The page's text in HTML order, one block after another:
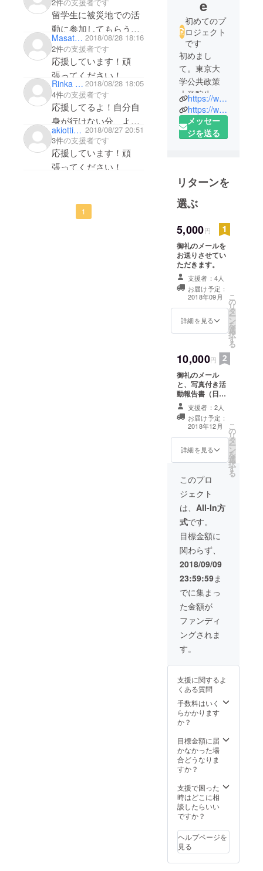
地に行ってもらう事に
よって学びや気づきに
なると考えておりま
す。
実行できるよう、頑
張って下さい！
留学生に被災地での活
動に参加してもらう。
ボランティア活動を超
えた価値がある活動だ
と感じました。頑張っ
てください！
Masato Mikamo 2018/08/28 18:16
2件の支援者です
応援しています！頑
張ってください！
Rinka Kageyama 2018/08/28 18:05
4件の支援者です
応援してるよ！自分自
身が行けない分、より
多くのボランティア人
が届きますように。
akiotti0623 2018/08/27 20:51
3件の支援者です
応援しています！頑
張ってください！
1
e
初めてのプ
ロジェクト
です
初めまし
て。東京大
学公共政策
大学院生の
藤田香澄
（ふじた・
かすみ）で
幼少期をツ
バル・キリ
バス・フィ
ジーで過ご
しました。
日本と海外
との「境
界」に興味
があり、留
学生を巻き
の大学の文
り、留学生
と日本の地
方圏との交
流を図った
りなど、
「人と人を
に奮闘して
https://www.facebook.com/kasumi.fujita.395
https://www.linkedin.com/in/kasumifujita/
メッセー
ジを送る
リターンを
選ぶ
5,000円
御礼のメールを
お送りさせてい
ただきます。
支援者：4人
お届け予定：
2018年09月
詳細を見る
こ
の
リ
タ
ー
ン
を
選
択
す
る
10,000円
御礼のメール
と、写真付き活
動報告書（日英
混ぜて表記した
もの）をお送り
させていただき
ます。
支援者：2人
お届け予定：
2018年12月
詳細を見る
こ
の
リ
タ
ー
ン
を
選
択
す
る
このプロ
ジェクト
は、 All-In方
式です。
目標金額に
関わらず、
2018/09/09
23:59:59ま
でに集まっ
た金額が
ファンディ
ングされま
す。
支援に関するよ
くある質問
手数料はいく
らかかります
か？
目標金額に届
かなかった場
合どうなりま
すか？
支援で困った
時はどこに相
談したらいい
ですか？
ヘルプページを
見る